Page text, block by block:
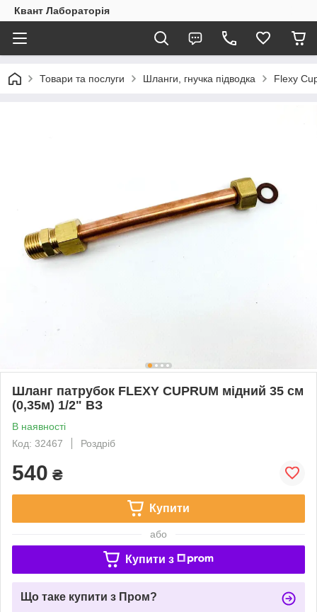
Квант Лабораторія
Товари та послуги Шланги, гнучка підводка Flexy
Шланг патрубок FLEXY CUPRUM мідний 35 см
(0,35м) 1/2" ВЗ
В наявності
Код: 32467
Роздріб
540 ₴
Купити
або
Купити з
Що таке купити з Пром?